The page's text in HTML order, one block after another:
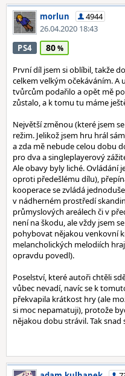
morlun
4944
26.04.2020 18:43
PS4 80
První díl jsem si oblíbil, takže
celkem velkým očekáváním. A
tvůrcům podařilo a opět mě
zůstalo, a k tomu tu máme
Největší změnou (které jsem
režim. Jelikož jsem hru hrál
a zda mě nebude celou dobu
pro dva a singleplayerový
Ale obavy byly liché. Ovládání
oproti předešlému dílu),
kooperace se zvládá
v nádherném prostředí
průmyslových areálech či v
není na škodu, ale vždy jsem
pohybovat nějakou venkovní
melancholických melodiích
opravdu povedl).
Poselství, které autoři chtěli
vůbec nevadí, navíc se k
překvapila krátkost hry (ale
si moc nepamatuji), protože
nějakou dobu strávil. Tak